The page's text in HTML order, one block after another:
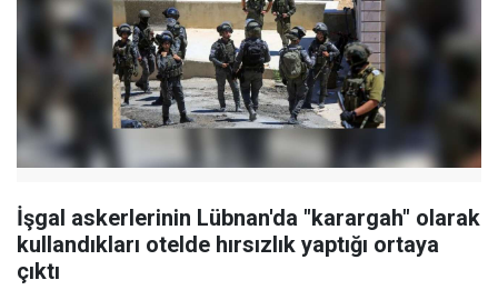
İşgal askerlerinin Lübnan'da "karargah" olarak
kullandıkları otelde hırsızlık yaptığı ortaya
çıktı